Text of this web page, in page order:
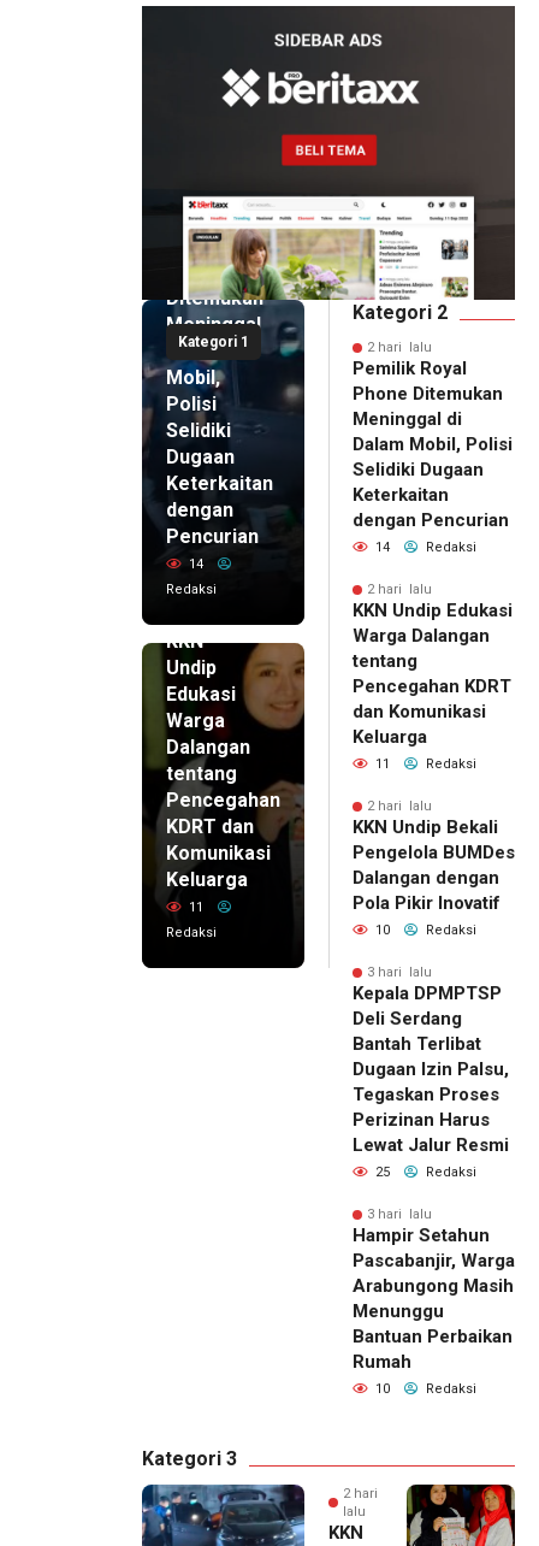
Kategori 1
2 hari lalu
Pemilik
Royal
Phone
Ditemukan
Meninggal
di Dalam
Mobil,
Polisi
Selidiki
Dugaan
Keterkaitan
dengan
Pencurian
14
Redaksi
KKN
Undip
Edukasi
Warga
Dalangan
tentang
Pencegahan
KDRT dan
Komunikasi
Keluarga
11
Redaksi
Kategori 2
2 hari lalu
Pemilik Royal
Phone Ditemukan
Meninggal di
Dalam Mobil, Polisi
Selidiki Dugaan
Keterkaitan
dengan Pencurian
14 Redaksi
2 hari lalu
KKN Undip Edukasi
Warga Dalangan
tentang
Pencegahan KDRT
dan Komunikasi
Keluarga
11 Redaksi
2 hari lalu
KKN Undip Bekali
Pengelola BUMDes
Dalangan dengan
Pola Pikir Inovatif
10 Redaksi
3 hari lalu
Kepala DPMPTSP
Deli Serdang
Bantah Terlibat
Dugaan Izin Palsu,
Tegaskan Proses
Perizinan Harus
Lewat Jalur Resmi
25 Redaksi
3 hari lalu
Hampir Setahun
Pascabanjir, Warga
Arabungong Masih
Menunggu
Bantuan Perbaikan
Rumah
10 Redaksi
Kategori 3
2 hari
lalu
KKN